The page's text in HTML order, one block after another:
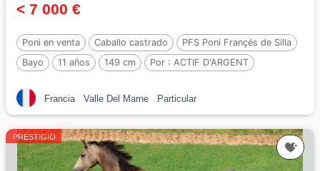
< 7 000 €
Poni en venta Caballo castrado
PFS Poni Françés de Silla
Bayo
11 años 149 cm Por : ACTIF D'ARGENT
Francia Valle Del Marne Particular
PRESTIGIO